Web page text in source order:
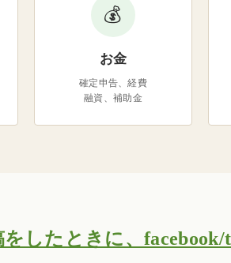
💰
お金
確定申告、経費
融資、補助金
をしたときに、